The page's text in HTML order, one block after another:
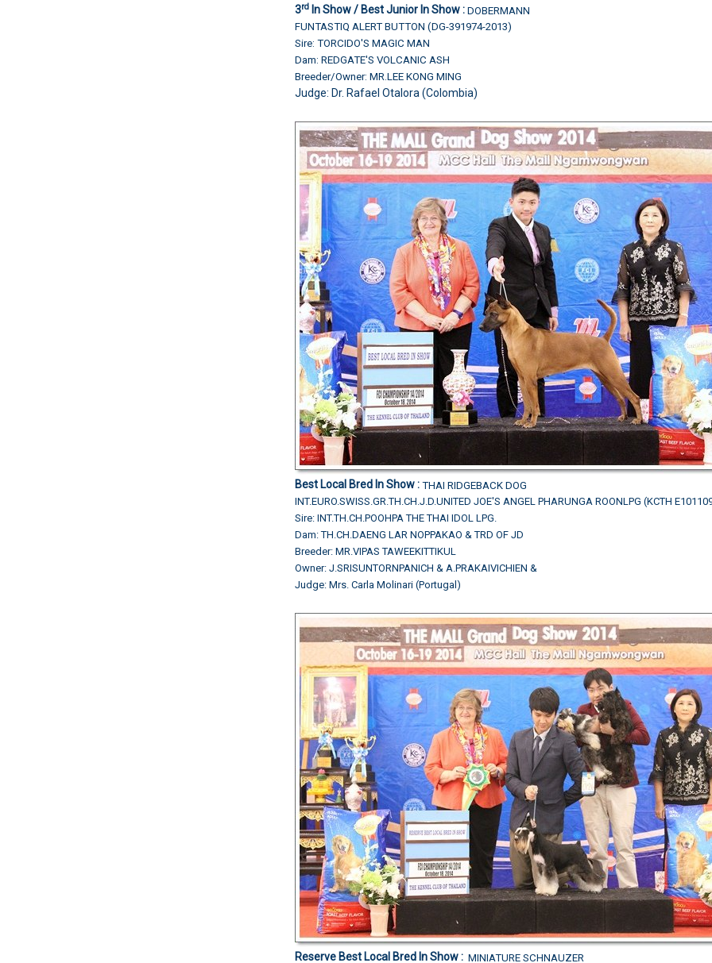
3rd In Show / Best Junior In Show : DOBERMANN
FUNTASTIQ ALERT BUTTON (DG-391974-2013)
Sire: TORCIDO'S MAGIC MAN
Dam: REDGATE'S VOLCANIC ASH
Breeder/Owner: MR.LEE KONG MING
Judge: Dr. Rafael Otalora (Colombia)
Best Local Bred In Show: THAI RIDGEBACK DOG
INT.EURO.SWISS.GR.TH.CH.J.D.UNITED JOE'S ANGEL PHARUNGA ROONLPG (KCTH
Sire: INT.TH.CH.POOHPA THE THAI IDOL LPG.
Dam: TH.CH.DAENG LAR NOPPAKAO & TRD OF JD
Breeder: MR.VIPAS TAWEEKITTIKUL
Owner: J.SRISUNTORNPANICH & A.PRAKAIVICHIEN &
Judge: Mrs. Carla Molinari (Portugal)
Reserve Best Local Bred In Show : MINIATURE SCHNAUZER